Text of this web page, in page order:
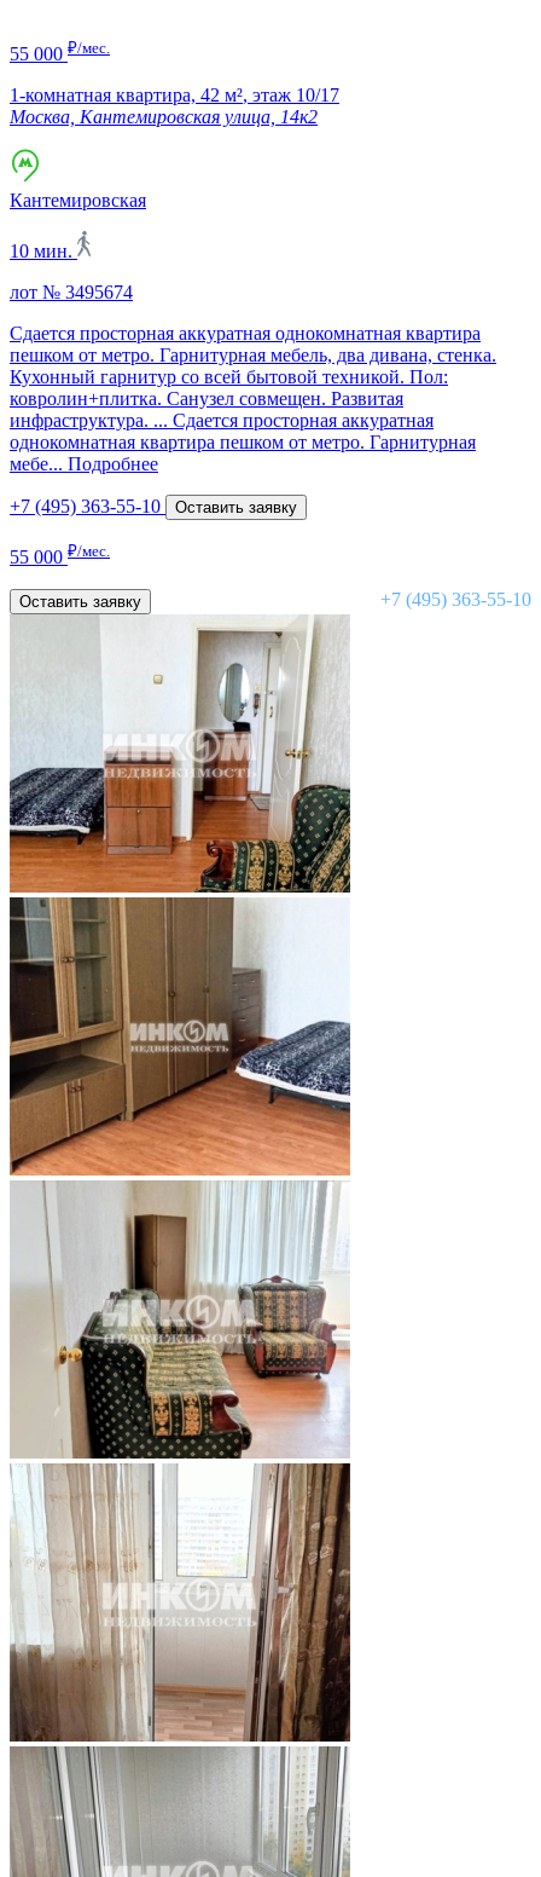
55 000 ₽/мес.
1-комнатная квартира, 42 м², этаж 10/17
Москва, Кантемировская улица, 14к2
Кантемировская
10 мин.
лот № 3495674
Сдается просторная аккуратная однокомнатная квартира
пешком от метро. Гарнитурная мебель, два дивана, стенка.
Кухонный гарнитур со всей бытовой техникой. Пол:
ковролин+плитка. Санузел совмещен. Развитая
инфраструктура. ... Сдается просторная аккуратная
однокомнатная квартира пешком от метро. Гарнитурная
мебе... Подробнее
+7 (495) 363-55-10 Оставить заявку
55 000 ₽/мес.
+7 (495) 363-55-10
Оставить заявку